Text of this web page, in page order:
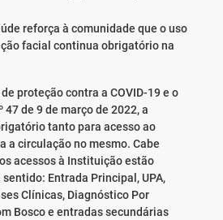
reforça à comunidade que o uso
facial continua obrigatório na
proteção contra a COVID-19 e o
de 9 de março de 2022, a
tanto para acesso ao
a circulação no mesmo. Cabe
acessos à Instituição estão
Entrada Principal, UPA,
Clínicas, Diagnóstico Por
Bosco e entradas secundárias